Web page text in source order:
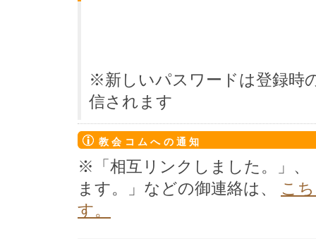
※新しいパスワードは登録時
信されます
教会コムへの通知
※「相互リンクしました。」、
ます。」などの御連絡は、 こ
す。